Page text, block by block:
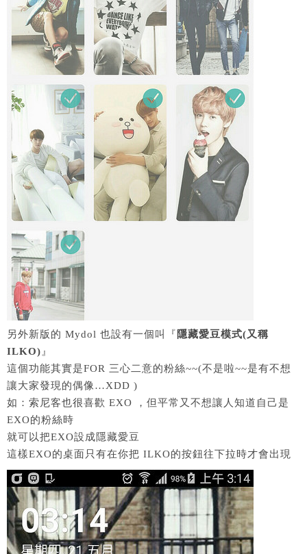
另外新版的 Mydol 也設有一個叫『 隱藏愛豆模式(又稱
ILKO) 』
這個功能其實是FOR 三心二意的粉絲~~(不是啦~~是有不想
讓大家發現的偶像…XDD )
如：索尼客也很喜歡 EXO ，但平常又不想讓人知道自己是
EXO的粉絲時
就可以把EXO設成隱藏愛豆
這樣EXO的桌面只有在你把 ILKO的按鈕往下拉時才會出現